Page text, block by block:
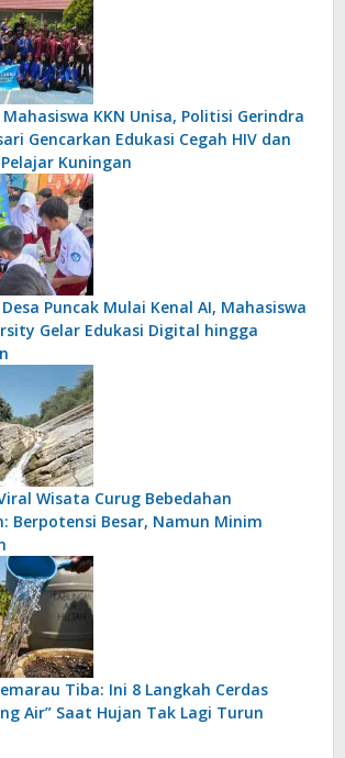
KKN Unisa, Politisi Gerindra
Gencarkan Edukasi Cegah HIV dan
Kuningan
Desa Puncak Mulai Kenal AI, Mahasiswa
Gelar Edukasi Digital hingga
Wisata Curug Bebedahan
Berpotensi Besar, Namun Minim
Tiba: Ini 8 Langkah Cerdas
Air” Saat Hujan Tak Lagi Turun